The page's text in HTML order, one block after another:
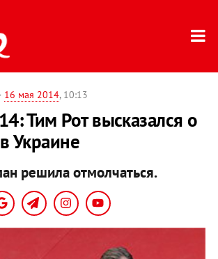
16 мая 2014, 10:13
Тим Рот высказался о
Украине
решила отмолчаться.